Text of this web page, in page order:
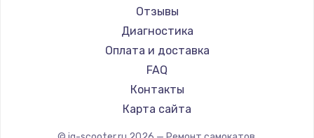
Joyor
Minimotors
Segway
KIRIN
Отзывы
Диагностика
Оплата и доставка
FAQ
Контакты
Карта сайта